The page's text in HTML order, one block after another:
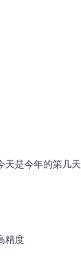
天是今年的第几天
精度